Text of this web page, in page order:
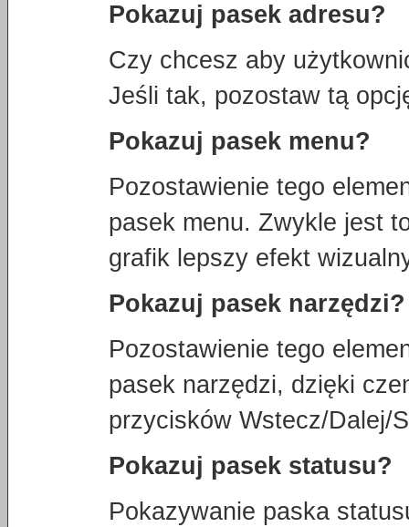
Pokazuj pasek adresu?
Czy chcesz aby
Jeśli tak, pozostaw tą
Pokazuj pasek menu?
Pozostawienie tego
pasek menu. Zwykle jest
grafik lepszy efekt
Pokazuj pasek narzędzi?
Pozostawienie tego
pasek narzędzi, dzięki
przycisków Wstecz/Dalej/
Pokazuj pasek statusu?
Pokazywanie paska